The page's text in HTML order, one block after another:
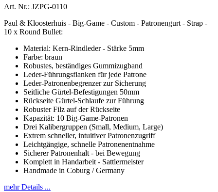
Art. Nr.: JZPG-0110
Paul & Kloosterhuis - Big-Game - Custom - Patronengurt - Strap -
10 x Round Bullet:
Material: Kern-Rindleder - Stärke 5mm
Farbe: braun
Robustes, beständiges Gummizugband
Leder-Führungsflanken für jede Patrone
Leder-Patronenbegrenzer zur Sicherung
Seitliche Gürtel-Befestigungen 50mm
Rückseite Gürtel-Schlaufe zur Führung
Robuster Filz auf der Rückseite
Kapazität: 10 Big-Game-Patronen
Drei Kalibergruppen (Small, Medium, Large)
Extrem schneller, intuitiver Patronenzugriff
Leichtgängige, schnelle Patronenentnahme
Sicherer Patronenhalt - bei Bewegung
Komplett in Handarbeit - Sattlermeister
Handmade in Coburg / Germany
mehr Details ...